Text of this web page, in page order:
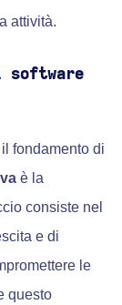
attività.
fondamento di
è la
consiste nel
e di
le
questo